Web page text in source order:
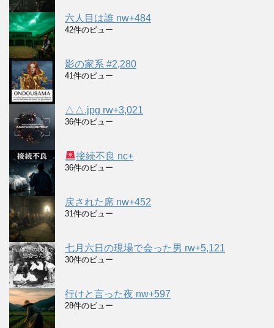
六人目は誰 nw+484
42件のビュー
影の家系 #2,280
41件のビュー
△△.jpg rw+3,021
36件のビュー
接続不良 nc+
36件のビュー
戻された席 nw+452
31件のビュー
七月六日の現場で会った男 rw+5,121
30件のビュー
行けと言った夜 nw+597
28件のビュー